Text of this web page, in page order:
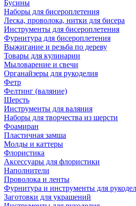
Бусины
Наборы для бисероплетения
Леска, проволока, нитки для бисера
Инструменты для бисероплетения
Фурнитура для бисероплетения
Выжигание и резьба по дереву
Товары для кулинарии
Мыловарение и свечи
Органайзеры для рукоделия
Фетр
Фелтинг (валяние)
Шерсть
Инструменты для валяния
Наборы для творчества из шерсти
Фоамиран
Пластичная замша
Молды и каттеры
Флористика
Аксессуары для флористики
Наполнители
Проволока и ленты
Фурнитура и инструменты для
Заготовки для украшений